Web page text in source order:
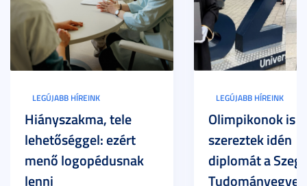
LEGÚJABB HÍREINK
Hiányszakma, tele
lehetőséggel: ezért
menő logopédusnak
lenni
LEGÚJABB HÍREINK
Olimpikonok is
szereztek idén
diplomát a